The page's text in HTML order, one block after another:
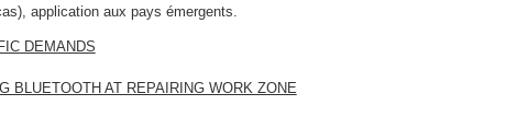
application aux pays émergents.
DEMANDS
BLUETOOTH AT REPAIRING WORK ZONE